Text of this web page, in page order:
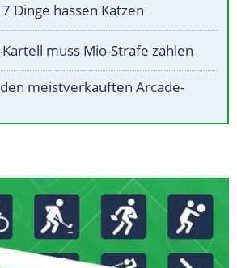
Dinge hassen Katzen
muss Mio-Strafe zahlen
meistverkauften Arcade-